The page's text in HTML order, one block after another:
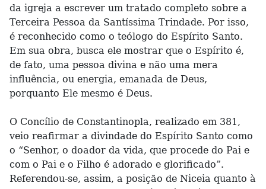
da igreja a escrever um tratado completo sobre a
Terceira Pessoa da Santíssima Trindade. Por isso,
é reconhecido como o teólogo do Espírito Santo.
Em sua obra, busca ele mostrar que o Espírito é,
de fato, uma pessoa divina e não uma mera
influência, ou energia, emanada de Deus,
porquanto Ele mesmo é Deus.
O Concílio de Constantinopla, realizado em 381,
veio reafirmar a divindade do Espírito Santo como
o “Senhor, o doador da vida, que procede do Pai e
com o Pai e o Filho é adorado e glorificado”.
Referendou-se, assim, a posição de Niceia quanto à